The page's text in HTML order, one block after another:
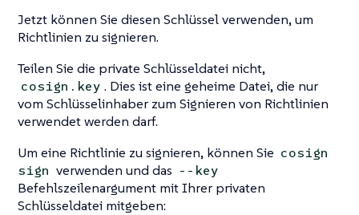
Jetzt können Sie diesen Schlüssel verwenden, um
Richtlinien zu signieren.
Teilen Sie die private Schlüsseldatei nicht,
cosign.key . Dies ist eine geheime Datei, die nur
vom Schlüsselinhaber zum Signieren von Richtlinien
verwendet werden darf.
Um eine Richtlinie zu signieren, können Sie cosign
sign verwenden und das --key
Befehlszeilenargument mit Ihrer privaten
Schlüsseldatei mitgeben: